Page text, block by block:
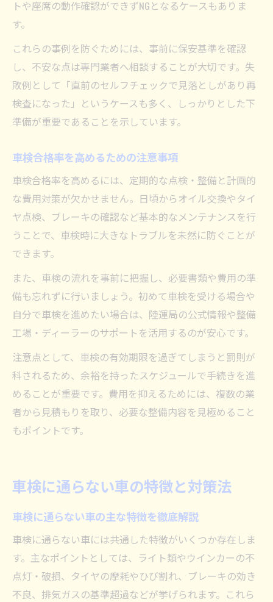
トや座席の動作確認ができずNGとなるケースもありま
す。
これらの事例を防ぐためには、事前に保安基準を確認
し、不安な点は専門業者へ相談することが大切です。失
敗例として「直前のセルフチェックで見落としがあり再
検査になった」というケースも多く、しっかりとした下
準備が重要であることを示しています。
車検合格率を高めるための注意事項
車検合格率を高めるには、定期的な点検・整備と計画的
な費用対策が欠かせません。日頃からオイル交換やタイ
ヤ点検、ブレーキの確認など基本的なメンテナンスを行
うことで、車検時に大きなトラブルを未然に防ぐことが
できます。
また、車検の流れを事前に把握し、必要書類や費用の準
備も忘れずに行いましょう。初めて車検を受ける場合や
自分で車検を進めたい場合は、陸運局の公式情報や整備
工場・ディーラーのサポートを活用するのが安心です。
注意点として、車検の有効期限を過ぎてしまうと罰則が
科されるため、余裕を持ったスケジュールで手続きを進
めることが重要です。費用を抑えるためには、複数の業
者から見積もりを取り、必要な整備内容を見極めること
もポイントです。
車検に通らない車の特徴と対策法
車検に通らない車の主な特徴を徹底解説
車検に通らない車には共通した特徴がいくつか存在しま
す。主なポイントとしては、ライト類やウインカーの不
点灯・破損、タイヤの摩耗やひび割れ、ブレーキの効き
不良、排気ガスの基準超過などが挙げられます。これら